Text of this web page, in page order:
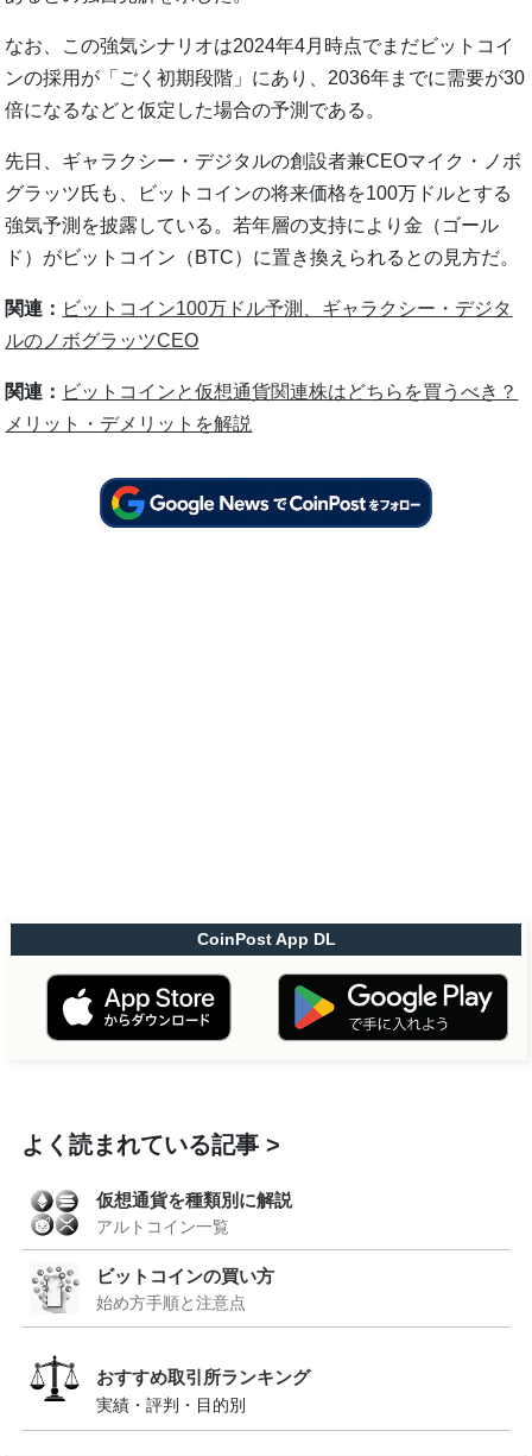
なお、この強気シナリオは2024年4月時点でまだビットコイ
ンの採用が「ごく初期段階」にあり、2036年までに需要が30
倍になるなどと仮定した場合の予測である。
先日、ギャラクシー・デジタルの創設者兼CEOマイク・ノボ
グラッツ氏も、ビットコインの将来価格を100万ドルとする
強気予測を披露している。若年層の支持により金（ゴール
ド）がビットコイン（BTC）に置き換えられるとの見方だ。
関連： ビットコイン100万ドル予測、ギャラクシー・デジタ
ルのノボグラッツCEO
関連： ビットコインと仮想通貨関連株はどちらを買うべき？
メリット・デメリットを解説
CoinPost App DL
よく読まれている記事
仮想通貨を種類別に解説
アルトコイン一覧
ビットコインの買い方
始め方手順と注意点
おすすめ取引所ランキング
実績・評判・目的別